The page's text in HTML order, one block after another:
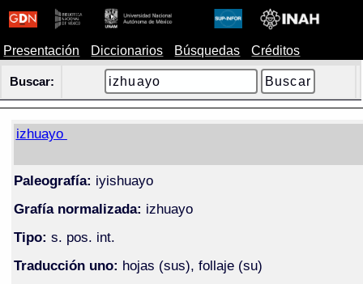
Presentación Diccionarios Búsquedas Créditos
Buscar:
izhuayo
Paleografía: iyishuayo
Grafía normalizada: izhuayo
Tipo: s. pos. int.
Traducción uno: hojas (sus), follaje (su)